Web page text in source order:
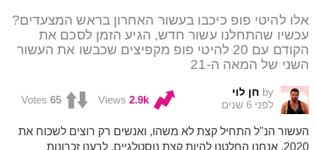
אלו להיטי פופ כיכבו בעשור האחרון בראש המצעדים?
עכשיו שהתחלנו עשור חדש, הגיע הזמן לסכם את
הקודם עם 20 להיטי פופ מקפיצים שכבשו את העשור
השני של המאה ה-21
by חן לוי
לפני 6 שנים
2.9k
Views
65
Votes
העשור הנ"ל התחיל קצת לא משהו, ואנשים רק רוצים לשכוח את
2020. אנחנו החלטנו להיות קצת נוסטלגיים, לרענן זכרונות